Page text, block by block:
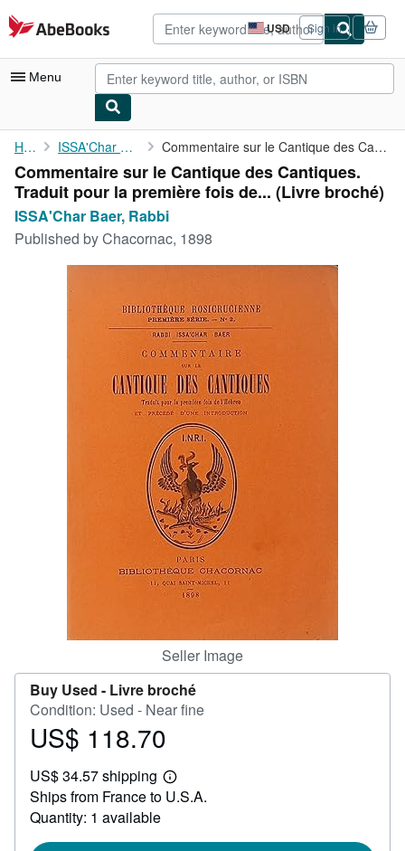
Skip to main content
AbeBooks.com USD
Site
shopping
preferences
Sign in
Menu
My Account
My Purchases
Advanced Search
Browse Collections
CLOSE
Home ISSA'Char Baer, Rabbi Commentaire sur le Cantique des Cantiques. Traduit pour la ...
Commentaire sur le Cantique des Cantiques.
Traduit pour la première fois de... (Livre broché)
ISSA'Char Baer, Rabbi
Published byChacornac, 1898
Seller Image
Buy Used - Livre broché
Condition: Used - Near fine
Price
118.70
US$ 118.70
US$ 34.57 shipping
Learn
more
Ships from France to U.S.A.
Quantity: 1 available